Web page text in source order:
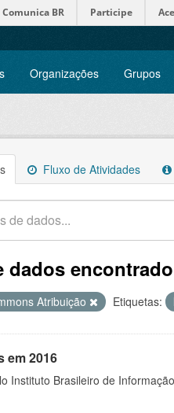
Comunica BR Participe
Organizações Grupos
Fluxo de Atividades
dados encontrado
Atribuição Etiquetas:
em 2016
Instituto Brasileiro de